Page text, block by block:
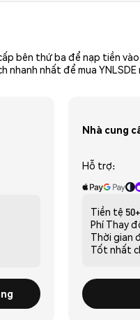
bên thứ ba để nạp tiền
nhất để mua YNLSDE
Nhà cung
Hỗ trợ:
Tiền tệ 50+
Phí Thay
Thời gian
Tốt nhất